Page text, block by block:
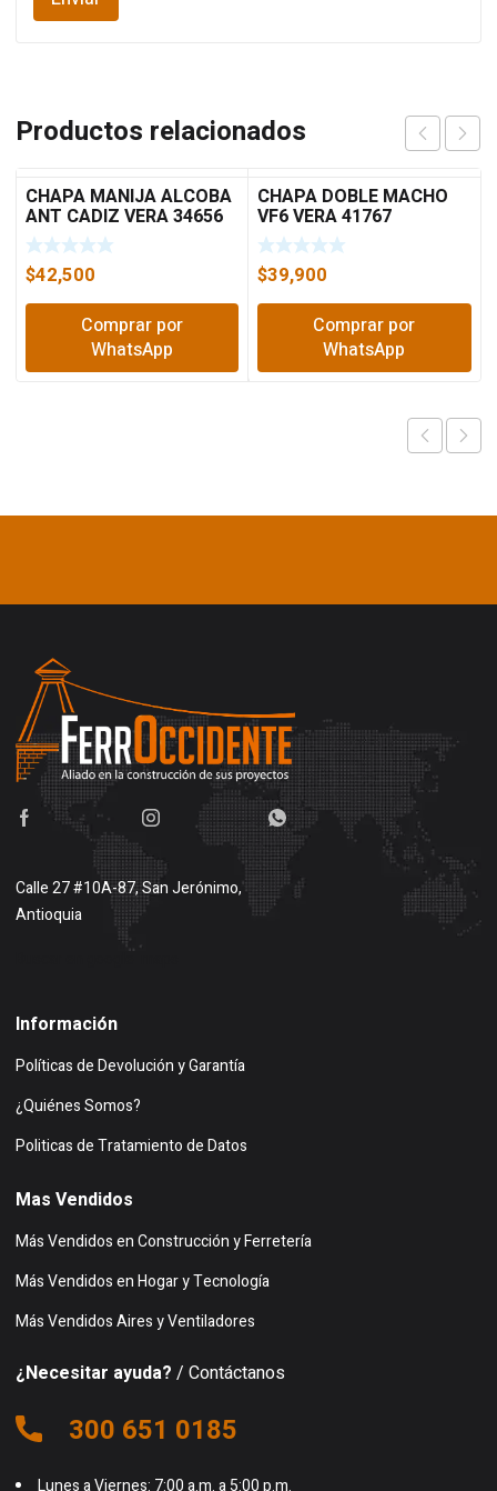
Productos relacionados
CHAPA MANIJA ALCOBA
ANT CADIZ VERA 34656
$42,500
Comprar por
WhatsApp
CHAPA DOBLE MACHO
VF6 VERA 41767
$39,900
Comprar por
WhatsApp
Calle 27 #10A-87, San Jerónimo,
Antioquia
Información
Políticas de Devolución y Garantía
¿Quiénes Somos?
Politicas de Tratamiento de Datos
Mas Vendidos
Más Vendidos en Construcción y Ferretería
Más Vendidos en Hogar y Tecnología
Más Vendidos Aires y Ventiladores
¿Necesitar ayuda? / Contáctanos
300 651 0185
Lunes a Viernes: 7:00 a.m. a 5:00 p.m.